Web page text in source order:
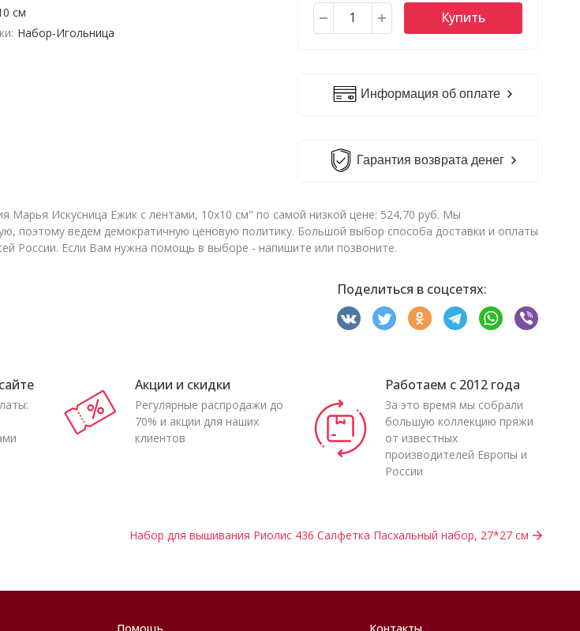
см
Набор-Игольница
Купить
Информация об оплате
Гарантия возврата денег
Искусница Ежик с лентами, 10х10 см" по самой низкой цене: 524,70 руб. Мы
поэтому ведем демократичную ценовую политику. Большой выбор способа доставки и оплаты
России. Если Вам нужна помощь в выборе - напишите или позвоните.
Поделиться в соцсетях:
Акции и скидки
Регулярные распродажи до
70% и акции для наших
клиентов
Работаем с 2012 года
За это время мы собрали
большую коллекцию пряжи
от известных
производителей Европы и
России
Набор для вышивания Риолис 436 Салфетка Пасхальный набор, 27*27 см